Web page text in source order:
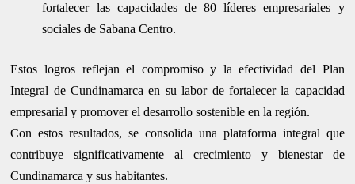
fortalecer las capacidades de 80 líderes empresariales y
sociales de Sabana Centro.
Estos logros reflejan el compromiso y la efectividad del Plan
Integral de Cundinamarca en su labor de fortalecer la capacidad
empresarial y promover el desarrollo sostenible en la región.
Con estos resultados, se consolida una plataforma integral que
contribuye significativamente al crecimiento y bienestar de
Cundinamarca y sus habitantes.